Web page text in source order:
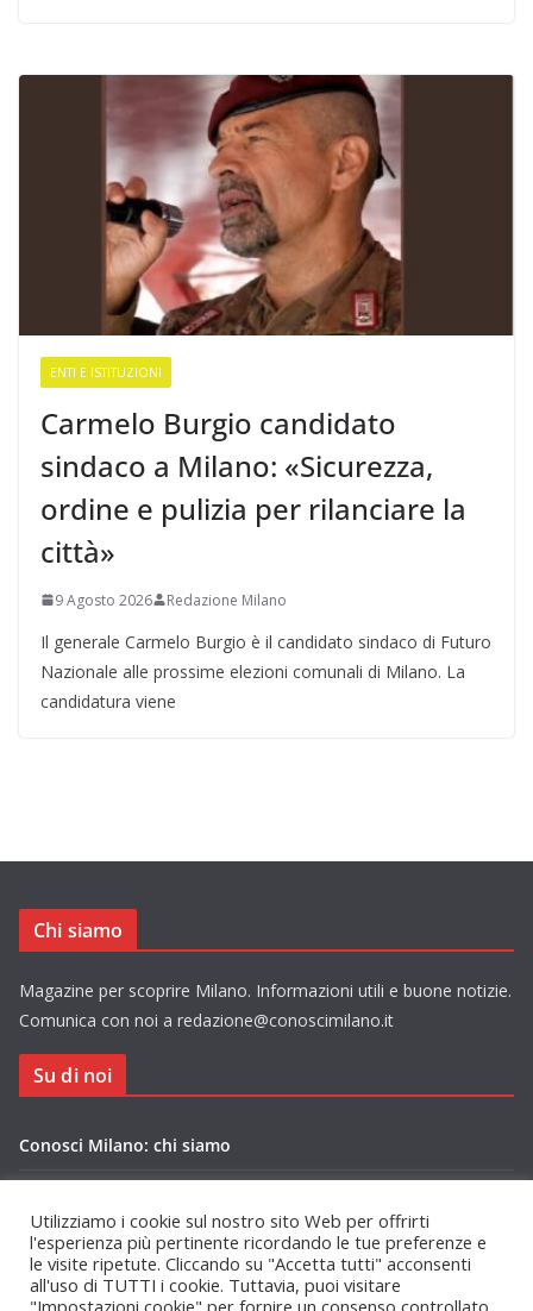
ENTI E ISTITUZIONI
Carmelo Burgio candidato
sindaco a Milano: «Sicurezza,
ordine e pulizia per rilanciare la
città»
9 Agosto 2026 Redazione Milano
Il generale Carmelo Burgio è il candidato sindaco di Futuro
Nazionale alle prossime elezioni comunali di Milano. La
candidatura viene
Chi siamo
Magazine per scoprire Milano. Informazioni utili e buone notizie.
Comunica con noi a redazione@conoscimilano.it
Su di noi
Conosci Milano: chi siamo
Utilizziamo i cookie sul nostro sito Web per offrirti
l'esperienza più pertinente ricordando le tue preferenze e
le visite ripetute. Cliccando su "Accetta tutti" acconsenti
all'uso di TUTTI i cookie. Tuttavia, puoi visitare
"Impostazioni cookie" per fornire un consenso controllato.